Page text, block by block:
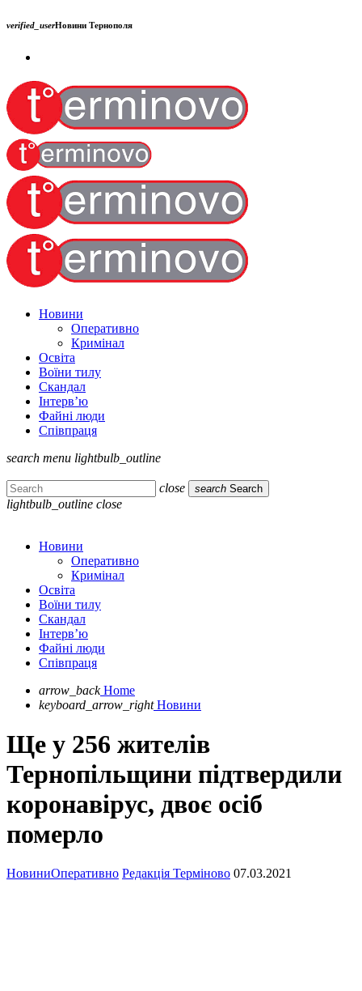
verified_userНовини Тернополя
Новини
Оперативно
Кримінал
Освіта
Воїни тилу
Скандал
Інтерв’ю
Файні люди
Співпраця
search menu lightbulb_outline
close search Search
lightbulb_outline close
Новини
Оперативно
Кримінал
Освіта
Воїни тилу
Скандал
Інтерв’ю
Файні люди
Співпраця
arrow_back Home
keyboard_arrow_right Новини
Ще у 256 жителів
Тернопільщини підтвердили
коронавірус, двоє осіб
померло
НовиниОперативно Редакція Терміново 07.03.2021